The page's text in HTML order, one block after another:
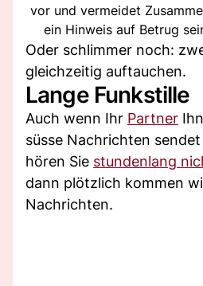
vor und vermeidet
ein Hinweis auf Betrug
Oder schlimmer noch:
gleichzeitig auftauchen.
Lange Funkstille
Auch wenn Ihr Partner
süsse Nachrichten
hören Sie stundenlang
dann plötzlich kommen
Nachrichten.